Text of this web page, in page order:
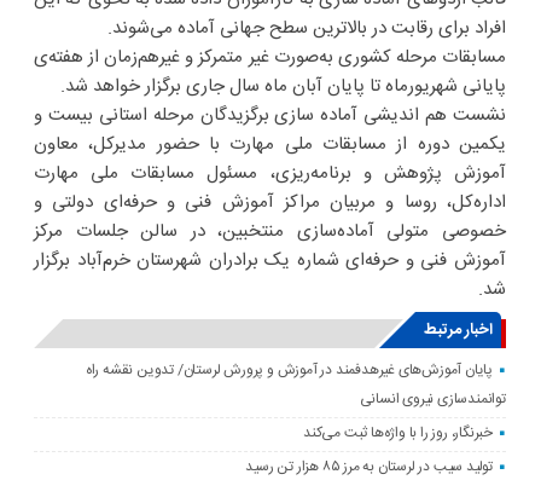
افراد برای رقابت در بالاترین سطح جهانی آماده می‌شوند.
مسابقات مرحله کشوری به‌صورت غیر متمرکز و غیرهم‌زمان از هفته‌ی
پایانی شهریورماه تا پایان آبان ماه سال جاری برگزار خواهد شد.
نشست هم اندیشی آماده سازی برگزیدگان مرحله استانی بیست و
یکمین دوره از مسابقات ملی مهارت با حضور مدیرکل، معاون
آموزش پژوهش و برنامه‌ریزی، مسئول مسابقات ملی مهارت
اداره‌کل، روسا و مربیان مراکز آموزش فنی و حرفه‌ای دولتی و
خصوصی متولی آماده‌سازی منتخبین، در سالن جلسات مرکز
آموزش فنی و حرفه‌ای شماره یک برادران شهرستان خرم‌آباد برگزار
شد.
اخبار مرتبط
پایان آموزش‌های غیرهدفمند در آموزش و پرورش لرستان/ تدوین نقشه راه
توانمندسازی نیروی انسانی
خبرنگار، روز را با واژه‌ها ثبت می‌کند
تولید سیب در لرستان به مرز ۸۵ هزار تن رسید